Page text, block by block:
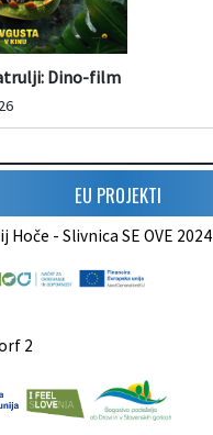
Dino-film
EU PROJEKTI
Hoče - Slivnica SE OVE 2024
2